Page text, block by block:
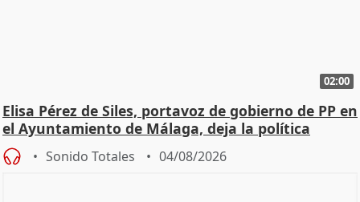
02:00
Elisa Pérez de Siles, portavoz de gobierno de PP en
el Ayuntamiento de Málaga, deja la política
Sonido Totales 04/08/2026